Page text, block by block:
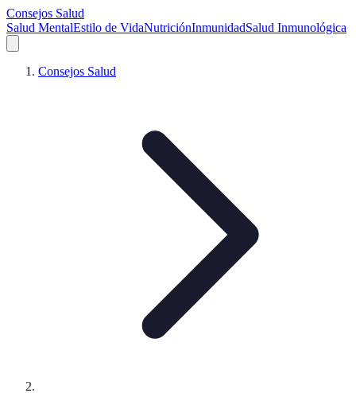
Consejos Salud
Salud MentalEstilo de VidaNutriciónInmunidadSalud Inmunológica
Consejos Salud